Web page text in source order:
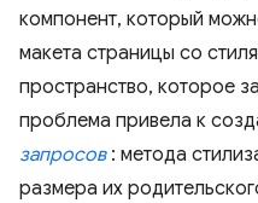
компонент, который
макета страницы со
пространство, которое
проблема привела к
запросов: метода
размера их